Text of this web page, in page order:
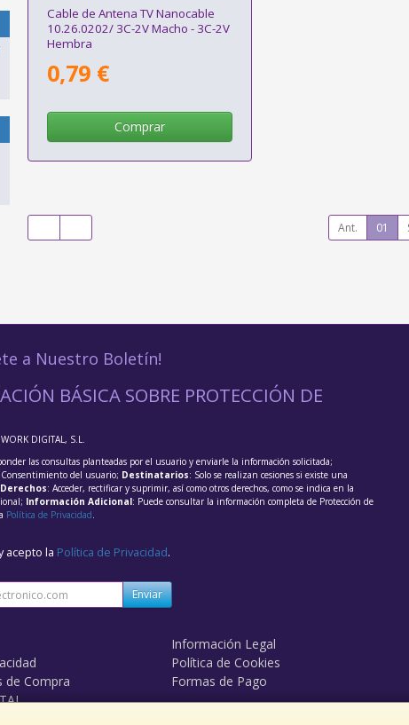
Cable de Antena TV Nanocable
10.26.0202/ 3C-2V Macho - 3C-2V
Hembra
0,79 €
Comprar
Ant. 01
a Nuestro Boletín!
BÁSICA SOBRE PROTECCIÓN DE
DIGITAL, S.L.
las consultas planteadas por el usuario y enviarle la información solicitada;
del usuario; Destinatarios: Solo se realizan cesiones si existe una
Derechos: Acceder, rectificar y suprimir, así como otros derechos, como se indica en la
Información Adicional: Puede consultar la información completa de Protección de
Política de Privacidad.
acepto la Política de Privacidad.
Enviar
Información Legal
Política de Cookies
de Compra
Formas de Pago